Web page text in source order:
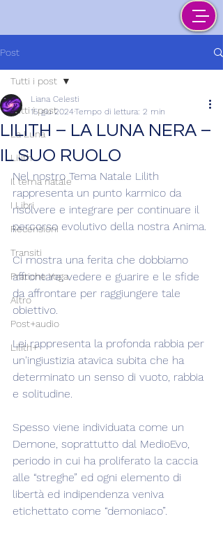
Post
Tutti i post
La Luna
Lilith
Il tema natale
I Libri
Recensioni
Transiti
Pratiche Yoga
Altro
Post+audio
Lilith+
Tutti i post
LILITH – LA LUNA NERA –
IL SUO RUOLO
Liana Celesti
15 giu 2024Tempo di lettura: 2 min
Nel nostro Tema Natale Lilith
rappresenta un punto karmico da
risolvere e integrare per continuare il
percorso evolutivo della nostra Anima.
Ci mostra una ferita che dobbiamo
affrontare, vedere e guarire e le sfide
da affrontare per raggiungere tale
obiettivo.
Lei rappresenta la profonda rabbia per
un'ingiustizia atavica subita che ha
determinato un senso di vuoto, rabbia
e solitudine.
Spesso viene individuata come un
Demone, soprattutto dal MedioEvo,
periodo in cui ha proliferato la caccia
alle “streghe” ed ogni elemento di
libertà ed indipendenza veniva
etichettato come “demoniaco”.